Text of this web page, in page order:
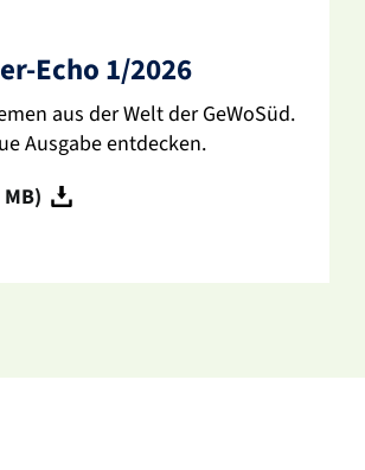
Echo 1/2026
aus der Welt der GeWoSüd.
Ausgabe entde­cken.